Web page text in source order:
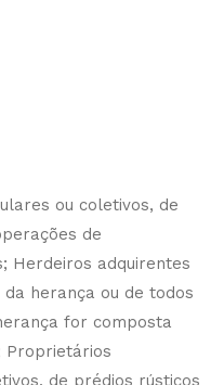
ou coletivos, de
de
Herdeiros adquirentes
herança ou de todos
for composta
Proprietários
de prédios rústicos